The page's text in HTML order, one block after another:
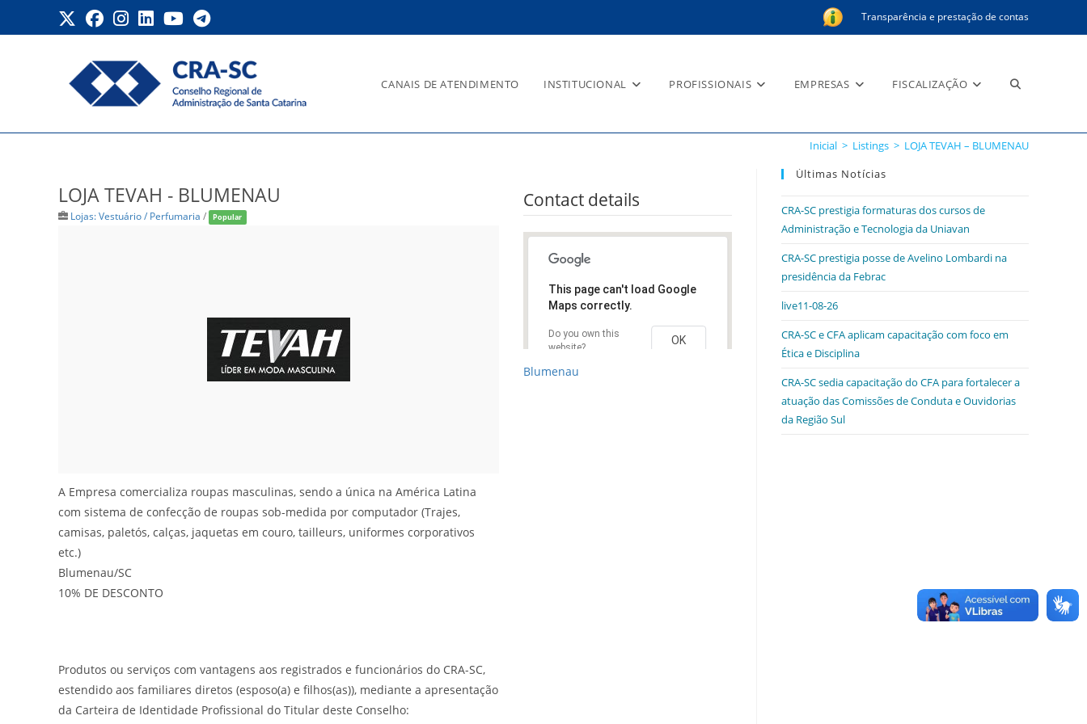
Transparência e prestação de contas
CANAIS DE ATENDIMENTO INSTITUCIONAL PROFISSIONAIS EMPRESAS FISCALIZAÇÃO Alternar
Inicial > Listings > LOJA TEVAH – BLUMENAU
LOJA TEVAH - BLUMENAU
Lojas: Vestuário / Perfumaria / Popular
A Empresa comercializa roupas masculinas, sendo a única na América Latina
com sistema de confecção de roupas sob-medida por computador (Trajes,
camisas, paletós, calças, jaquetas em couro, tailleurs, uniformes corporativos
etc.)
Blumenau/SC
10% DE DESCONTO
Produtos ou serviços com vantagens aos registrados e funcionários do CRA-SC,
estendido aos familiares diretos (esposo(a) e filhos(as)), mediante a apresentação
da Carteira de Identidade Profissional do Titular deste Conselho:
Contact details
This page can't load Google
Maps correctly.
Do you own this
website?
OK
Blumenau
Últimas Notícias
CRA-SC prestigia formaturas dos cursos de
Administração e Tecnologia da Uniavan
CRA-SC prestigia posse de Avelino Lombardi na
presidência da Febrac
live11-08-26
CRA-SC e CFA aplicam capacitação com foco em
Ética e Disciplina
CRA-SC sedia capacitação do CFA para fortalecer a
atuação das Comissões de Conduta e Ouvidorias
da Região Sul